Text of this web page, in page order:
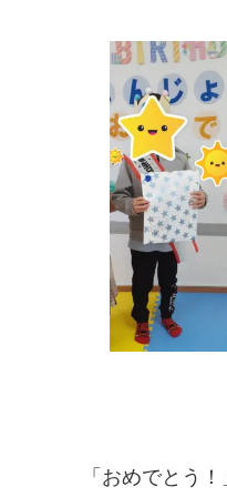
「おめでとう